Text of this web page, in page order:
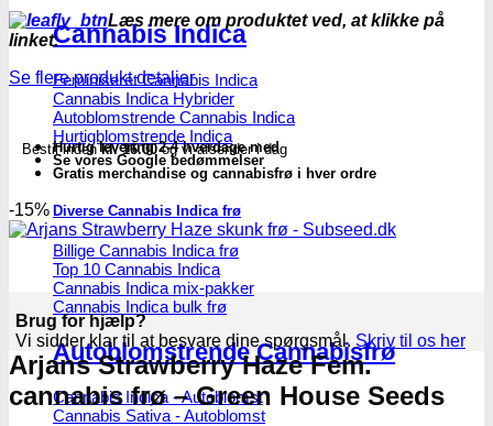
Cannabis Indica
Feminiseret Cannabis Indica
Cannabis Indica Hybrider
Autoblomstrende Cannabis Indica
Hurtigblomstrende Indica
Diverse Cannabis Indica frø
Billige Cannabis Indica frø
Top 10 Cannabis Indica
Cannabis Indica mix-pakker
Cannabis Indica bulk frø
Autoblomstrende Cannabisfrø
Cannabis Indica - Autoblomst
Cannabis Sativa - Autoblomst
antal
Læs mere om produktet ved, at klikke på
linket.
Se flere produkt detaljer
Bestil indenkl. 16.00og vi afsender i dag
Hurtig levering 2-4 hverdage med
Se vores Google bedømmelser
Gratis merchandise og cannabisfrø i hver ordre
-15%
Brug for hjælp?
Vi sidder klar til at besvare dine spørgsmål. Skriv til os her
Arjans Strawberry Haze Fem.
cannabis frø – Green House Seeds